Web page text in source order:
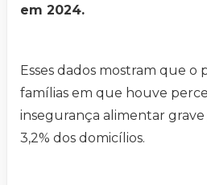
em 2024.
Esses dados mostram que o
famílias em que houve
insegurança alimentar grave
3,2% dos domicílios.